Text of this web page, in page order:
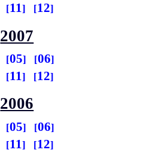
11 12
2007
05
06
11 12
2006
05
06
11 12